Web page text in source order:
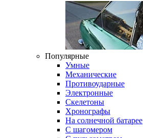
Популярные
Умные
Механические
Противоударные
Электронные
Скелетоны
Хронографы
На солнечной батарее
С шагомером